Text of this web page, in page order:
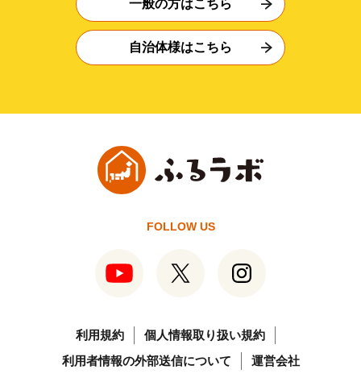
一般の方はこちら
自治体様はこちら
FOLLOW US
利用規約
個人情報取り扱い規約
利用者情報の外部送信について
運営会社